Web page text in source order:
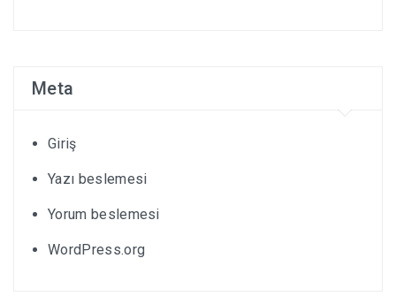
Meta
Giriş
Yazı beslemesi
Yorum beslemesi
WordPress.org